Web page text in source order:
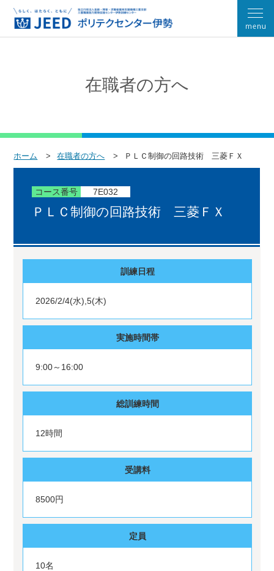
在職者の方へ
ホーム 在職者の方へ ＰＬＣ制御の回路技術 三菱ＦＸ
コース番号 7E032
ＰＬＣ制御の回路技術 三菱ＦＸ
訓練日程
2026/2/4(水),5(木)
実施時間帯
9:00～16:00
総訓練時間
12時間
受講料
8500円
定員
10名